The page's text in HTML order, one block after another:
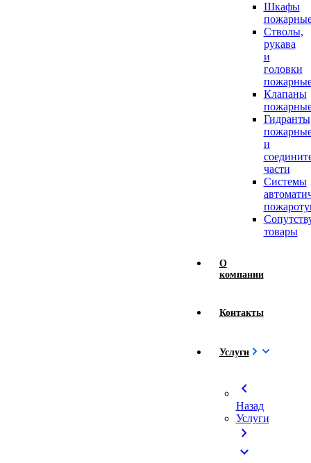
Шкафы
Стволы,
рукава
и
головки
Клапаны
Гидранты
и
части
Системы
товары
О
компании
Контакты
Услуги
chevron_left
Назад
Услуги
chevron_right
expand_more